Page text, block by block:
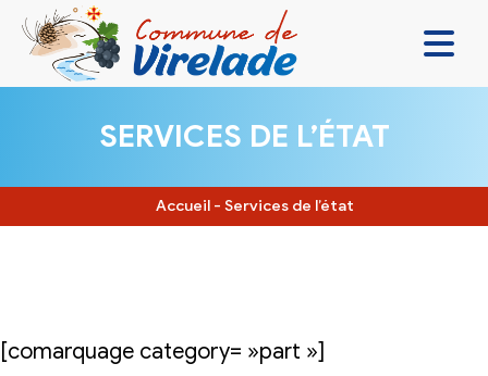
VIVRE ENSEMBLE
SE DIVERTIR
SERVICES DE L’ÉTAT
Accueil - Services de l’état
[comarquage category= »part »]